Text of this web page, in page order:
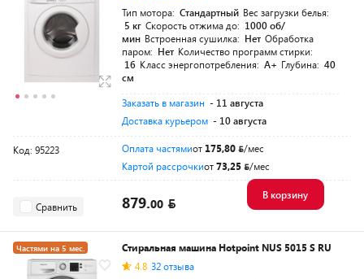
Тип мотора: Стандартный Вес загрузки белья:
5 кг Скорость отжима до: 1000 об/
мин Встроенная сушилка: Нет Обработка
паром: Нет Количество программ стирки:
16 Класс энергопотребления: A+ Глубина: 40
см
Заказать в магазин - 11 августа
Доставка курьером - 10 августа
Код: 95223 Оплата частямиот 175,80
/мес
Картой рассрочкиот73,25 /мес
Сравнить 879.00
В корзину
Частями на 5 мес.
Стиральная машина Hotpoint NUS 5015 S RU
4.8 32 отзыва